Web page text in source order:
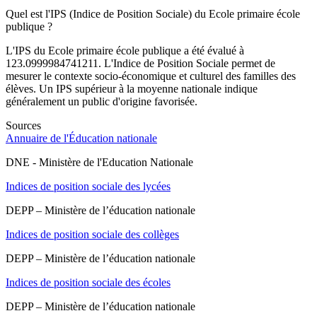
Quel est l'IPS (Indice de Position Sociale) du Ecole primaire école
publique ?
L'IPS du Ecole primaire école publique a été évalué à
123.0999984741211. L'Indice de Position Sociale permet de
mesurer le contexte socio-économique et culturel des familles des
élèves. Un IPS supérieur à la moyenne nationale indique
généralement un public d'origine favorisée.
Sources
Annuaire de l'Éducation nationale
DNE - Ministère de l'Education Nationale
Indices de position sociale des lycées
DEPP – Ministère de l’éducation nationale
Indices de position sociale des collèges
DEPP – Ministère de l’éducation nationale
Indices de position sociale des écoles
DEPP – Ministère de l’éducation nationale